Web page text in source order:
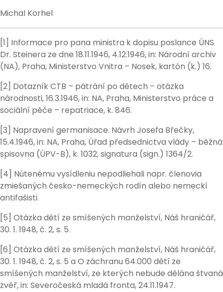
Michal Korhel
[1] Informace pro pana ministra k dopisu poslance ÚNS
Dr. Steinera ze dne 18.11.1946, 4.12.1946, in: Národní archiv
(NA), Praha, Ministerstvo Vnitra – Nosek, kartón (k.) 16.
[2] Dotazník CTB – pátrání po dětech – otázka
národnosti, 16.3.1946, in: NA, Praha, Ministerstvo práce a
sociální péče – repatriace, k. 846.
[3] Napravení germanisace. Návrh Josefa Břečky,
15.4.1946, in: NA, Praha, Úřad předsednictva vlády – běžná
spisovna (ÚPV-B), k. 1032, signatura (sign.) 1364/2.
[4] Nútenému vysídleniu nepodliehali napr. členovia
zmiešaných česko-nemeckých rodín alebo nemeckí
antifašisti.
[5] Otázka dětí ze smíšených manželství, Náš hraničář,
30. 1. 1948, č. 2, s. 5.
[6] Otázka dětí ze smíšených manželství, Náš hraničář,
30. 1. 1948, č. 2, s. 5 a O záchranu 64.000 dětí ze
smíšených manželství, ze kterých nebude dělána štvaná
zvěř, in: Severočeská mladá fronta, 24.11.1947.